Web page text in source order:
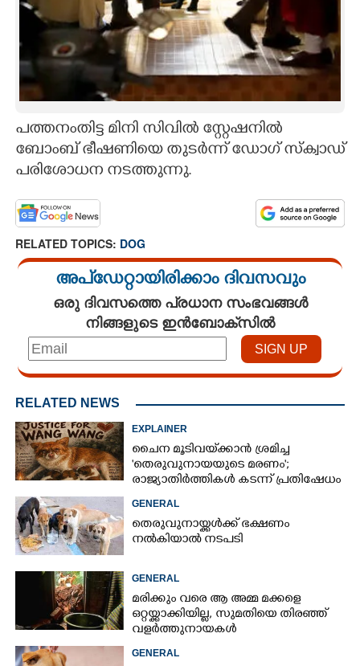
CONTACT US
പത്തനംതിട്ട മിനി സിവിൽ സ്റ്റേഷനിൽ
ബോംബ് ഭീഷണിയെ തുടർന്ന് ഡോഗ് സ്ക്വാഡ്
പരിശോധന നടത്തുന്നു.
RELATED TOPICS: DOG
അപ്ഡേറ്റായിരിക്കാം ദിവസവും
ഒരു ദിവസത്തെ പ്രധാന സംഭവങ്ങൾ
നിങ്ങളുടെ ഇൻബോക്സിൽ
RELATED NEWS
EXPLAINER
ചൈന മൂടിവയ്‌ക്കാൻ ശ്രമിച്ച
'തെരുവുനായയുടെ മരണം';
രാജ്യാതിർത്തികൾ കടന്ന് പ്രതിഷേധം
GENERAL
തെരുവുനായ്ക്കൾക്ക് ഭക്ഷണം
നൽകിയാൽ നടപടി
GENERAL
മരിക്കും വരെ ആ അമ്മ മക്കളെ
ഒറ്റയ്ക്കാക്കിയില്ല,​ സുമതിയെ തിരഞ്ഞ്
വളർത്തുനായകൾ
GENERAL